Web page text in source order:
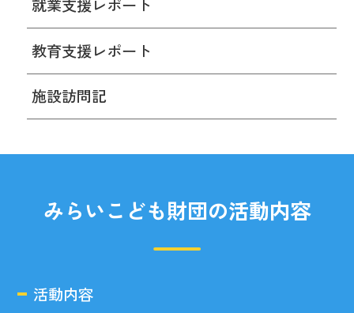
就業支援レポート
教育支援レポート
施設訪問記
みらいこども財団の活動内容
活動内容